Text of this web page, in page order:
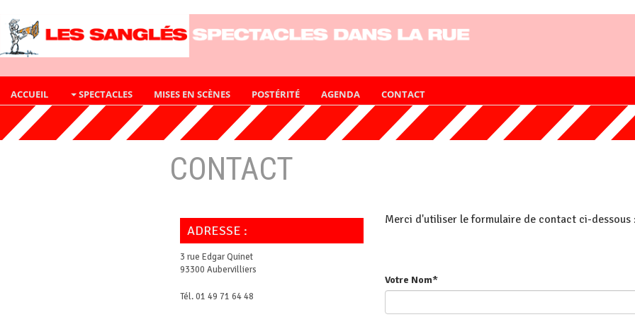
ACCUEIL SPECTACLES MISES EN SCÈNES POSTÉRITÉ AGENDA CONTACT
CONTACT
ADRESSE :
3 rue Edgar Quinet
93300 Aubervilliers
Tél. 01 49 71 64 48
Merci d'utiliser le formulaire de contact ci-dessous
Votre Nom*